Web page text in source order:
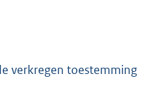
verkregen toestemming